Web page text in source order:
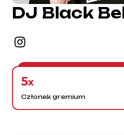
DJ Black
5x
Członek gremium